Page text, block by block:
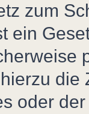
zum
ein
die
oder